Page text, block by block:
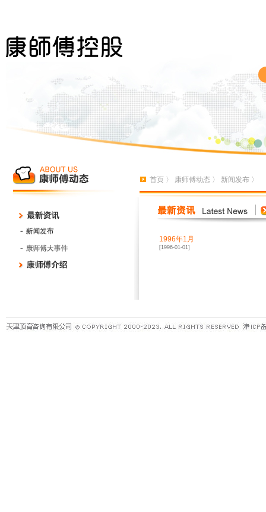
首页 〉 康师傅动态 〉 新闻发布 〉
1996年1月
[1996-01-01]